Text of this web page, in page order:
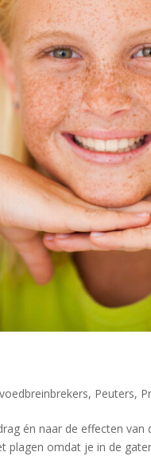
, Peuters,
én naar de effecten van
omdat je in de